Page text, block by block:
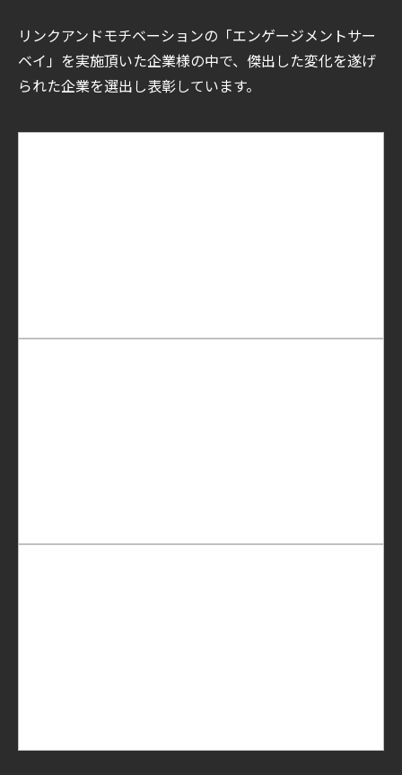
リンクアンドモチベーションの「エンゲージメントサー
ベイ」を実施頂いた企業様の中で、傑出した変化を遂げ
られた企業を選出し表彰しています。